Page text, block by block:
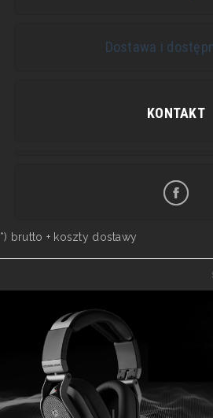
Dostawa i
KONTAKT
*) brutto + koszty dostawy